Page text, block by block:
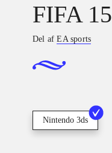
FIFA 15
Del afEA sports
Nintendo 3ds